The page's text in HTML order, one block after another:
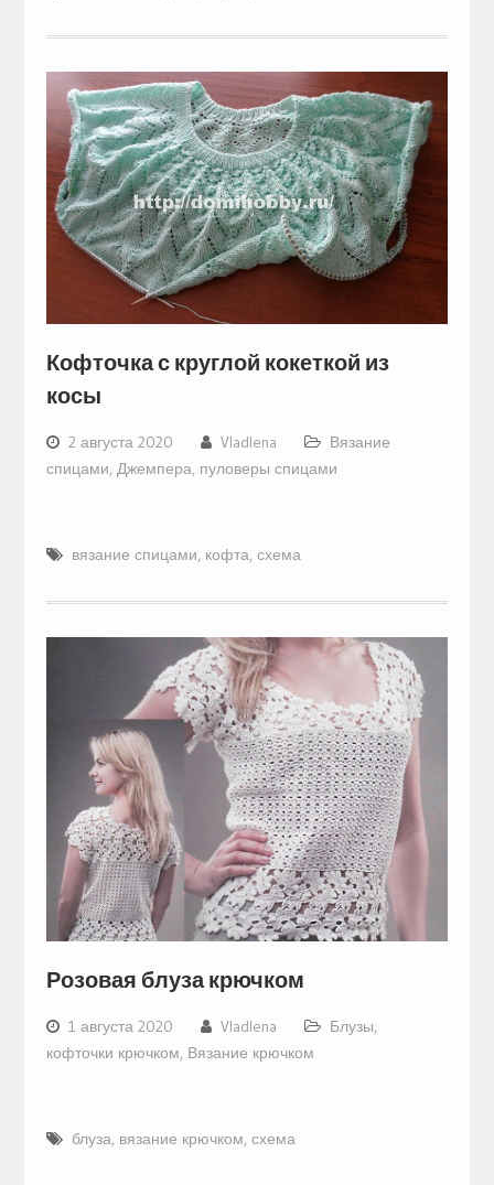
Кофточка с круглой кокеткой из
косы
2 августа 2020 Vladlena
Вязание
спицами, Джемпера, пуловеры спицами
вязание спицами, кофта, схема
Розовая блуза крючком
1 августа 2020 Vladlena
Блузы,
кофточки крючком, Вязание крючком
блуза, вязание крючком, схема